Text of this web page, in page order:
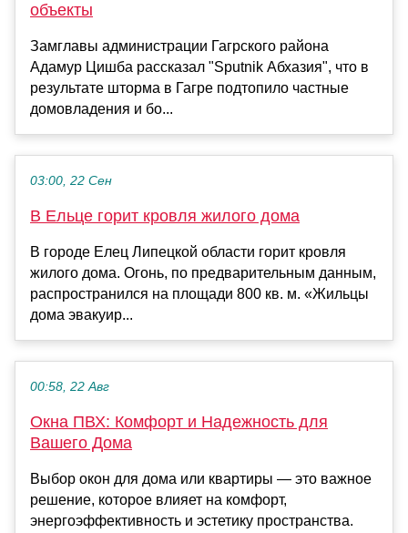
объекты
Замглавы администрации Гагрского района
Адамур Цишба рассказал "Sputnik Абхазия", что в
результате шторма в Гагре подтопило частные
домовладения и бо...
03:00, 22 Сен
В Ельце горит кровля жилого дома
В городе Елец Липецкой области горит кровля
жилого дома. Огонь, по предварительным данным,
распространился на площади 800 кв. м. «Жильцы
дома эвакуир...
00:58, 22 Авг
Окна ПВХ: Комфорт и Надежность для
Вашего Дома
Выбор окон для дома или квартиры — это важное
решение, которое влияет на комфорт,
энергоэффективность и эстетику пространства.